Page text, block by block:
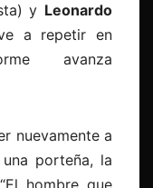
y Leonardo
a repetir en
avanza
nuevamente a
porteña, la